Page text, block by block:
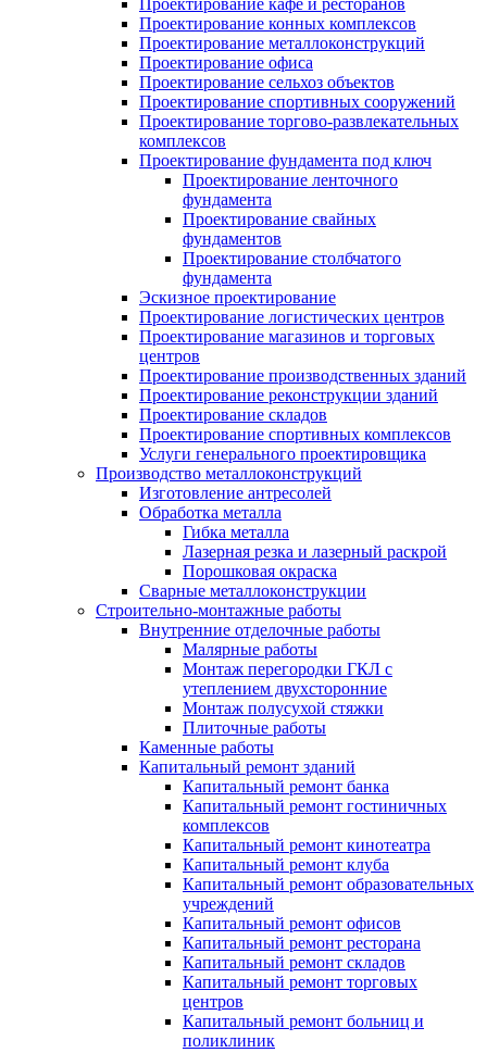
Проектирование конных комплексов
Проектирование металлоконструкций
Проектирование офиса
Проектирование сельхоз объектов
Проектирование спортивных сооружений
Проектирование торгово-развлекательных
комплексов
Проектирование фундамента под ключ
Проектирование ленточного
фундамента
Проектирование свайных
фундаментов
Проектирование столбчатого
фундамента
Эскизное проектирование
Проектирование логистических центров
Проектирование магазинов и торговых
центров
Проектирование производственных зданий
Проектирование реконструкции зданий
Проектирование складов
Проектирование спортивных комплексов
Услуги генерального проектировщика
Производство металлоконструкций
Изготовление антресолей
Обработка металла
Гибка металла
Лазерная резка и лазерный раскрой
Порошковая окраска
Сварные металлоконструкции
Строительно-монтажные работы
Внутренние отделочные работы
Малярные работы
Монтаж перегородки ГКЛ с
утеплением двухсторонние
Монтаж полусухой стяжки
Плиточные работы
Каменные работы
Капитальный ремонт зданий
Капитальный ремонт банка
Капитальный ремонт гостиничных
комплексов
Капитальный ремонт кинотеатра
Капитальный ремонт клуба
Капитальный ремонт образовательных
учреждений
Капитальный ремонт офисов
Капитальный ремонт ресторана
Капитальный ремонт складов
Капитальный ремонт торговых
центров
Капитальный ремонт больниц и
поликлиник